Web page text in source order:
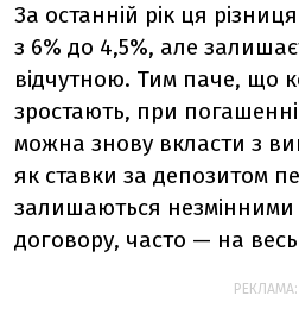
За останній рік ця
з 6% до 4,5%, але
відчутною. Тим паче, що
зростають, при
можна знову вкласти з
як ставки за депозитом
залишаються незмінними
договору, часто — на весь
РЕКЛАМА: